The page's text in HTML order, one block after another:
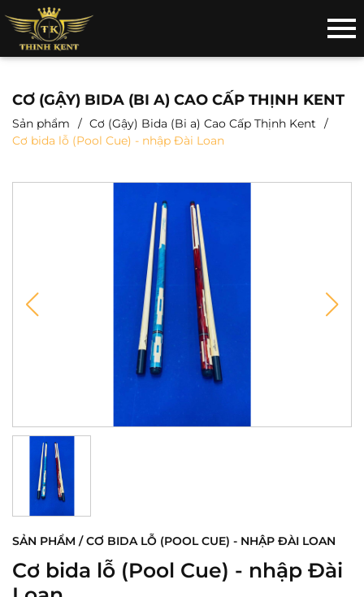
CƠ (GẬY) BIDA (BI A) CAO CẤP THỊNH KENT
Sản phẩm
Cơ (Gậy) Bida (Bi a) Cao Cấp Thịnh Kent
Cơ bida lỗ (Pool Cue) - nhập Đài Loan
SẢN PHẨM / CƠ BIDA LỖ (POOL CUE) - NHẬP ĐÀI LOAN
Cơ bida lỗ (Pool Cue) - nhập Đài